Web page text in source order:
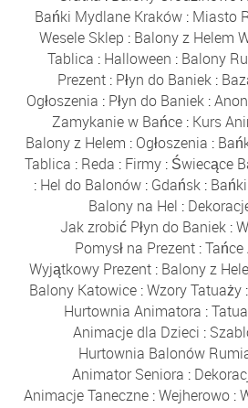
Bańki Mydlane Kraków : Miasto
Wesele Sklep : Balony z Helem
Tablica : Halloween : Balony
Prezent : Płyn do Baniek :
Ogłoszenia : Płyn do Baniek :
Zamykanie w Bańce : Kurs
Balony z Helem : Ogłoszenia :
Tablica : Reda : Firmy: Świecące
: Hel do Balonów: Gdańsk:
Balony na Hel :
Jak zrobić Płyn do Baniek:
Pomysł na Prezent :
Wyjątkowy Prezent: Balony z
Balony Katowice:Wzory Tatuaży:
Hurtownia Animatora :
Animacje dla Dzieci :
Hurtownia Balonów
Animator Seniora :
Animacje Taneczne :Wejherowo :